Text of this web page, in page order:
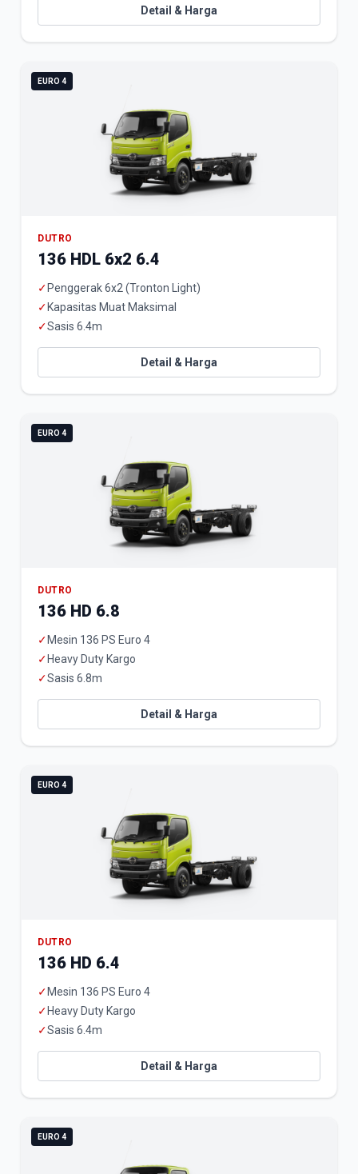
Detail & Harga
EURO 4
DUTRO
136 HDL 6x2 6.4
✓ Penggerak 6x2 (Tronton Light)
✓ Kapasitas Muat Maksimal
✓Sasis 6.4m
Detail & Harga
EURO 4
DUTRO
136 HD 6.8
✓ Mesin 136 PS Euro 4
✓ Heavy Duty Kargo
✓Sasis 6.8m
Detail & Harga
EURO 4
DUTRO
136 HD 6.4
✓ Mesin 136 PS Euro 4
✓ Heavy Duty Kargo
✓Sasis 6.4m
Detail & Harga
EURO 4